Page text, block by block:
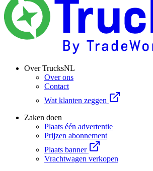
Over TrucksNL
Over ons
Contact
Wat klanten zeggen
Zaken doen
Plaats één advertentie
Prijzen abonnement
Plaats banner
Vrachtwagen verkopen